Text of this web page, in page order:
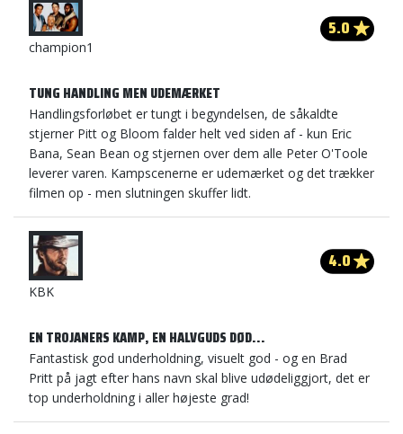
champion1
5.0
TUNG HANDLING MEN UDEMÆRKET
Handlingsforløbet er tungt i begyndelsen, de såkaldte
stjerner Pitt og Bloom falder helt ved siden af - kun Eric
Bana, Sean Bean og stjernen over dem alle Peter O'Toole
leverer varen. Kampscenerne er udemærket og det trækker
filmen op - men slutningen skuffer lidt.
KBK
4.0
EN TROJANERS KAMP, EN HALVGUDS DØD...
Fantastisk god underholdning, visuelt god - og en Brad
Pritt på jagt efter hans navn skal blive udødeliggjort, det er
top underholdning i aller højeste grad!